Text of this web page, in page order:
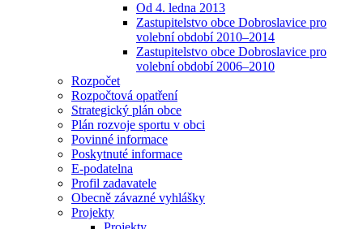
Od 4. ledna 2013
Zastupitelstvo obce Dobroslavice pro
volební období 2010–2014
Zastupitelstvo obce Dobroslavice pro
volební období 2006–2010
Rozpočet
Rozpočtová opatření
Strategický plán obce
Plán rozvoje sportu v obci
Povinné informace
Poskytnuté informace
E-podatelna
Profil zadavatele
Obecně závazné vyhlášky
Projekty